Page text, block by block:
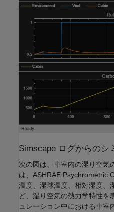
Simscape ログからのシ
次の図は、車室内の湿り空気
は、ASHRAE Psychrometric
温度、湿球温度、相対湿度、
ど、湿り空気の熱力学特性を
ュレーション中における車室